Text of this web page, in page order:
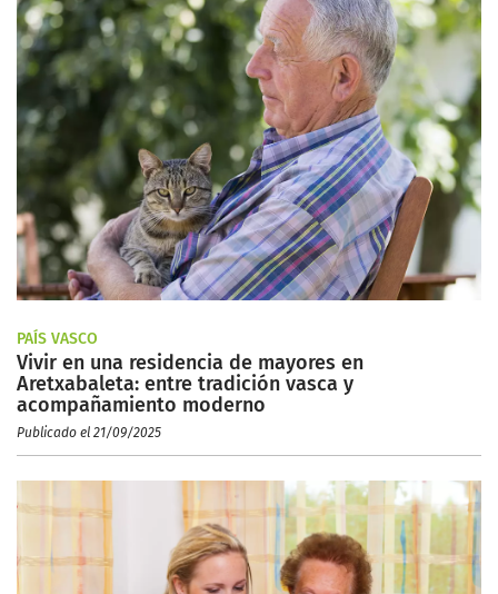
PAÍS VASCO
Vivir en una residencia de mayores en
Aretxabaleta: entre tradición vasca y
acompañamiento moderno
Publicado el 21/09/2025